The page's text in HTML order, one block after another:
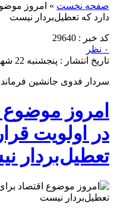
صفحه نخست » امروز
دارد که تعطیل‌بردار نیست
کد خبر : 29640
۰ نظر
تاریخ انتشار : پنجشنبه 22 شهریور 1403 - 9:23
سردار فدوی جانشین
امروز
در اولویت
تعطیل‌بردار